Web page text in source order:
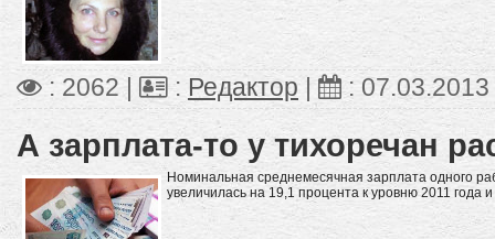
: 2062 | :Редактор| : 07.03.2013
А зарплата-то у тихоречан
Номинальная среднемесячная зарплата одного
увеличилась на 19,1 процента к уровню 2011 года